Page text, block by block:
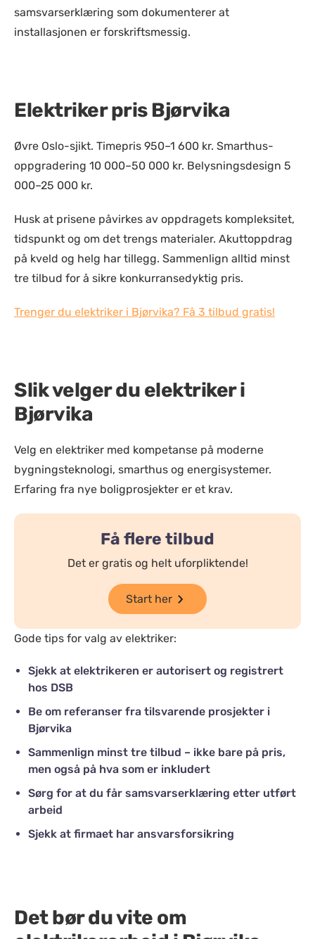
samsvarserklæring som dokumenterer at
installasjonen er forskriftsmessig.
Elektriker pris Bjørvika
Øvre Oslo-sjikt. Timepris 950–1 600 kr. Smarthus-
oppgradering 10 000–50 000 kr. Belysningsdesign 5
000–25 000 kr.
Husk at prisene påvirkes av oppdragets kompleksitet,
tidspunkt og om det trengs materialer. Akuttoppdrag
på kveld og helg har tillegg. Sammenlign alltid minst
tre tilbud for å sikre konkurransedyktig pris.
Trenger du elektriker i Bjørvika? Få 3 tilbud gratis!
Slik velger du elektriker i
Bjørvika
Velg en elektriker med kompetanse på moderne
bygningsteknologi, smarthus og energisystemer.
Erfaring fra nye boligprosjekter er et krav.
Få flere tilbud
Det er gratis og helt uforpliktende!
Start her
Gode tips for valg av elektriker:
Sjekk at elektrikeren er autorisert og registrert
hos DSB
Be om referanser fra tilsvarende prosjekter i
Bjørvika
Sammenlign minst tre tilbud – ikke bare på pris,
men også på hva som er inkludert
Sørg for at du får samsvarserklæring etter utført
arbeid
Sjekk at firmaet har ansvarsforsikring
Det bør du vite om